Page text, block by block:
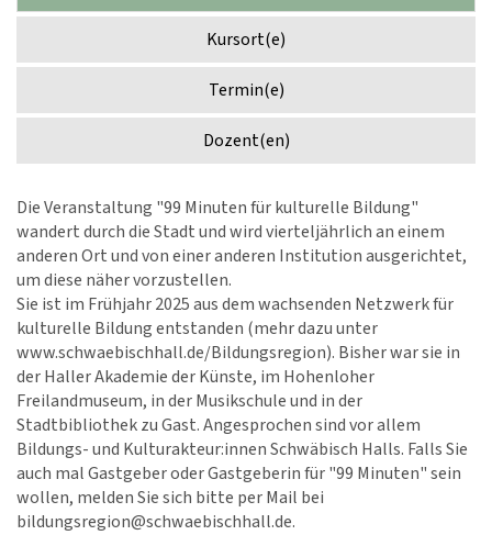
Kursort(e)
Termin(e)
Dozent(en)
Die Veranstaltung "99 Minuten für kulturelle Bildung"
wandert durch die Stadt und wird vierteljährlich an einem
anderen Ort und von einer anderen Institution ausgerichtet,
um diese näher vorzustellen.
Sie ist im Frühjahr 2025 aus dem wachsenden Netzwerk für
kulturelle Bildung entstanden (mehr dazu unter
www.schwaebischhall.de/Bildungsregion). Bisher war sie in
der Haller Akademie der Künste, im Hohenloher
Freilandmuseum, in der Musikschule und in der
Stadtbibliothek zu Gast. Angesprochen sind vor allem
Bildungs- und Kulturakteur:innen Schwäbisch Halls. Falls Sie
auch mal Gastgeber oder Gastgeberin für "99 Minuten" sein
wollen, melden Sie sich bitte per Mail bei
bildungsregion@schwaebischhall.de.